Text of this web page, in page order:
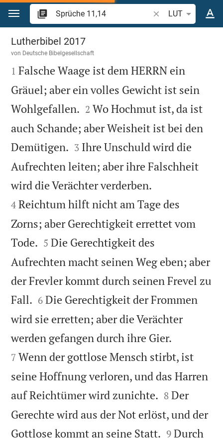
Zum Inhalt springen
Bibelstelle oder
LUT
Sprüche 11
Lutherbibel 2017
von Deutsche Bibelgesellschaft

1 Falsche Waage ist dem HERRN ein
Gräuel; aber ein volles Gewicht ist sein
Wohlgefallen. 

2 Wo Hochmut ist, da ist
auch Schande; aber Weisheit ist bei den
Demütigen. 

3 Ihre Unschuld wird die
Aufrechten leiten; aber ihre Falschheit
wird die Verächter verderben.
4 Reichtum hilft nicht am Tage des
Zorns; aber Gerechtigkeit errettet vom
Tode. 

5 Die Gerechtigkeit des
Aufrechten macht seinen Weg eben; aber
der Frevler kommt durch seinen Frevel zu
Fall. 

6 Die Gerechtigkeit der Frommen
wird sie erretten; aber die Verächter
werden gefangen durch ihre Gier.
7 Wenn der gottlose Mensch stirbt, ist
seine Hoffnung verloren, und das Harren
auf Reichtümer wird zunichte. 

8 Der
Gerechte wird aus der Not erlöst, und der
Gottlose kommt an seine Statt. 

9 Durch